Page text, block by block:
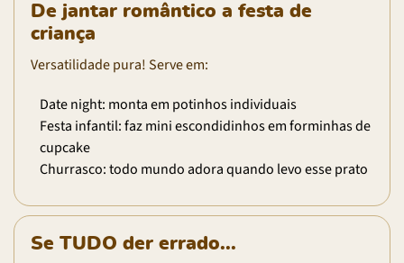
De jantar romântico a festa de
criança
Versatilidade pura! Serve em:
Date night: monta em potinhos individuais
Festa infantil: faz mini escondidinhos em forminhas de
cupcake
Churrasco: todo mundo adora quando levo esse prato
Se TUDO der errado...